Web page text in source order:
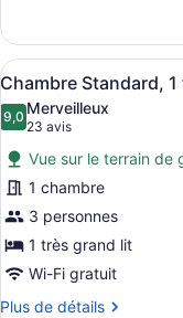
1
très
grand
lit
Chambre
Standard,
1
grand
Afficher
toutes
les
photos
pour
ce
type
de
chambre :
Chambre
8
Chambre Standard,
9,09,0 sur 10
Merveilleux
23 avis
(23 avis)
Vue sur le terrain de
1 chambre
3 personnes
1 très grand lit
Wi-Fi gratuit
Plus de détails
Plus